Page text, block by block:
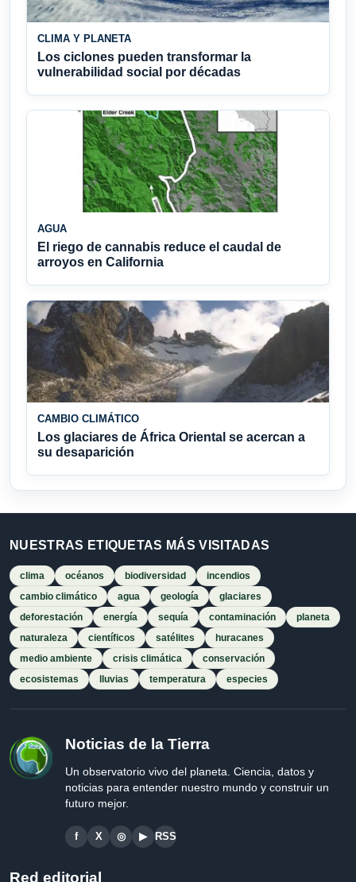
CLIMA Y PLANETA
Los ciclones pueden transformar la
vulnerabilidad social por décadas
AGUA
El riego de cannabis reduce el caudal de
arroyos en California
CAMBIO CLIMÁTICO
Los glaciares de África Oriental se acercan a
su desaparición
NUESTRAS ETIQUETAS MÁS VISITADAS
clima océanos biodiversidad
incendios
cambio climático
agua geología
glaciares
deforestación
energía sequía contaminación
planeta
naturaleza
científicos satélites
huracanes
medio ambiente
crisis climática
conservación
ecosistemas
lluvias temperatura especies
Noticias de la Tierra
Un observatorio vivo del planeta. Ciencia, datos y
noticias para entender nuestro mundo y construir un
futuro mejor.
f X ◎ ▶ RSS
Red editorial